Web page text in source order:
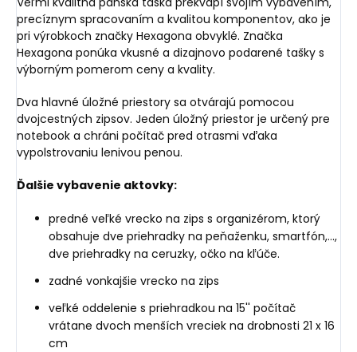
precíznym spracovaním a kvalitou komponentov, ako je
pri výrobkoch značky Hexagona obvyklé. Značka
Hexagona ponúka vkusné a dizajnovo podarené tašky s
výborným pomerom ceny a kvality.
Dva hlavné úložné priestory sa otvárajú pomocou
dvojcestných zipsov. Jeden úložný priestor je určený pre
notebook a chráni počítač pred otrasmi vďaka
vypolstrovaniu lenivou penou.
Ďalšie vybavenie aktovky:
predné veľké vrecko na zips s organizérom, ktorý
obsahuje dve priehradky na peňaženku, smartfón,...,
dve priehradky na ceruzky, očko na kľúče.
zadné vonkajšie vrecko na zips
veľké oddelenie s priehradkou na 15'' počítač
vrátane dvoch menších vreciek na drobnosti 21 x 16
cm